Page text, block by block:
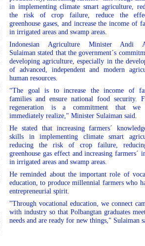
in implementing climate smart agriculture,
the risk of crop failure, reduce the
greenhouse gases, and increase the income of
in irrigated areas and swamp areas.
Indonesian Agriculture Minister Andi
Sulaiman stated that the government´s
developing agriculture, especially in the
of advanced, independent and modern
human resources.
“The goal is to increase the income of
families and ensure national food security.
regeneration is a commitment that we
immediately realize," Minister Sulaiman said.
He stated that increasing farmers´
skills in implementing climate smart
reducing the risk of crop failure,
greenhouse gas effect and increasing farmers´
in irrigated areas and swamp areas.
He reminded about the important role of
education, to produce millennial farmers who
entrepreneurial spirit.
"Through vocational education, we connect
with industry so that Polbangtan graduates
needs and are ready for new things," Sulaiman